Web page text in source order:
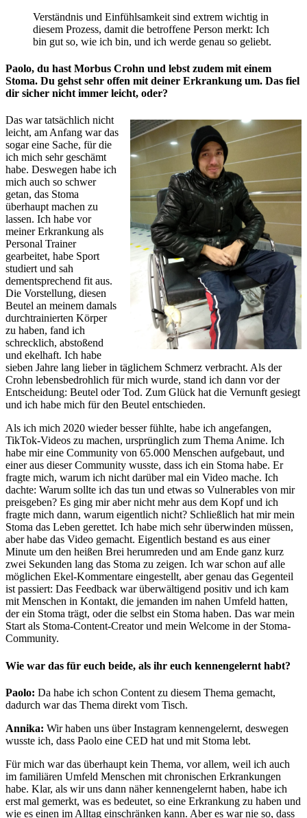
Verständnis und Einfühlsamkeit sind extrem wichtig in
diesem Prozess, damit die betroffene Person merkt: Ich
bin gut so, wie ich bin, und ich werde genau so geliebt.
Paolo, du hast Morbus Crohn und lebst zudem mit einem
Stoma. Du gehst sehr offen mit deiner Erkrankung um. Das fiel
dir sicher nicht immer leicht, oder?
Das war tatsächlich nicht
leicht, am Anfang war das
sogar eine Sache, für die
ich mich sehr geschämt
habe. Deswegen habe ich
mich auch so schwer
getan, das Stoma
überhaupt machen zu
lassen. Ich habe vor
meiner Erkrankung als
Personal Trainer
gearbeitet, habe Sport
studiert und sah
dementsprechend fit aus.
Die Vorstellung, diesen
Beutel an meinem damals
durchtrainierten Körper
zu haben, fand ich
schrecklich, abstoßend
und ekelhaft. Ich habe
sieben Jahre lang lieber in täglichem Schmerz verbracht. Als der
Crohn lebensbedrohlich für mich wurde, stand ich dann vor der
Entscheidung: Beutel oder Tod. Zum Glück hat die Vernunft gesiegt
und ich habe mich für den Beutel entschieden.
Als ich mich 2020 wieder besser fühlte, habe ich angefangen,
TikTok-Videos zu machen, ursprünglich zum Thema Anime. Ich
habe mir eine Community von 65.000 Menschen aufgebaut, und
einer aus dieser Community wusste, dass ich ein Stoma habe. Er
fragte mich, warum ich nicht darüber mal ein Video mache. Ich
dachte: Warum sollte ich das tun und etwas so Vulnerables von mir
preisgeben? Es ging mir aber nicht mehr aus dem Kopf und ich
fragte mich dann, warum eigentlich nicht? Schließlich hat mir mein
Stoma das Leben gerettet. Ich habe mich sehr überwinden müssen,
aber habe das Video gemacht. Eigentlich bestand es aus einer
Minute um den heißen Brei herumreden und am Ende ganz kurz
zwei Sekunden lang das Stoma zu zeigen. Ich war schon auf alle
möglichen Ekel-Kommentare eingestellt, aber genau das Gegenteil
ist passiert: Das Feedback war überwältigend positiv und ich kam
mit Menschen in Kontakt, die jemanden im nahen Umfeld hatten,
der ein Stoma trägt, oder die selbst ein Stoma haben. Das war mein
Start als Stoma-Content-Creator und mein Welcome in der Stoma-
Community.
Wie war das für euch beide, als ihr euch kennengelernt habt?
Paolo: Da habe ich schon Content zu diesem Thema gemacht,
dadurch war das Thema direkt vom Tisch.
Annika: Wir haben uns über Instagram kennengelernt, deswegen
wusste ich, dass Paolo eine CED hat und mit Stoma lebt.
Für mich war das überhaupt kein Thema, vor allem, weil ich auch
im familiären Umfeld Menschen mit chronischen Erkrankungen
habe. Klar, als wir uns dann näher kennengelernt haben, habe ich
erst mal gemerkt, was es bedeutet, so eine Erkrankung zu haben und
wie es einen im Alltag einschränken kann. Aber es war nie so, dass